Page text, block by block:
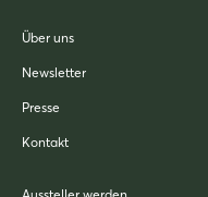
Über uns
Newsletter
Presse
Kontakt